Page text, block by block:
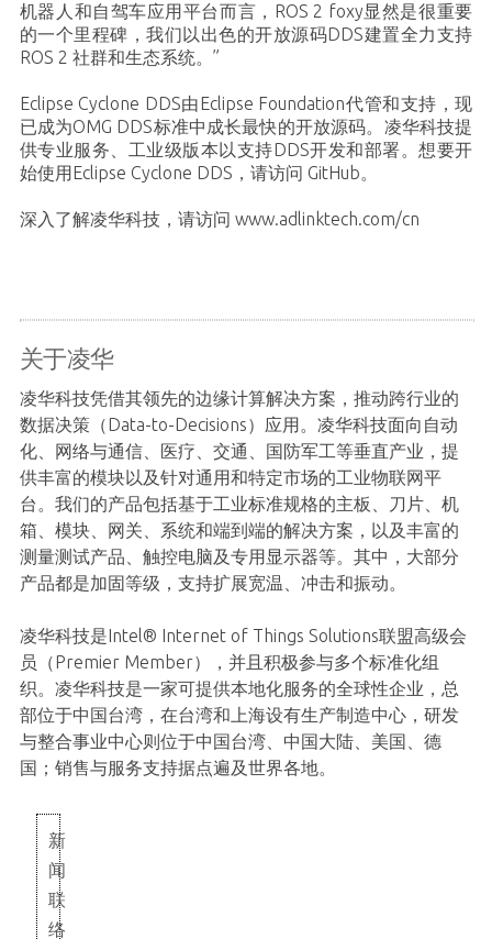
机器人和自驾车应用平台而言，ROS 2 foxy显然是很重要
的一个里程碑，我们以出色的开放源码DDS建置全力支持
ROS 2 社群和生态系统。”
Eclipse Cyclone DDS由Eclipse Foundation代管和支持，现
已成为OMG DDS标准中成长最快的开放源码。凌华科技提
供专业服务、工业级版本以支持DDS开发和部署。想要开
始使用Eclipse Cyclone DDS，请访问 GitHub。
深入了解凌华科技，请访问 www.adlinktech.com/cn
关于凌华
凌华科技凭借其领先的边缘计算解决方案，推动跨行业的
数据决策（Data-to-Decisions）应用。凌华科技面向自动
化、网络与通信、医疗、交通、国防军工等垂直产业，提
供丰富的模块以及针对通用和特定市场的工业物联网平
台。我们的产品包括基于工业标准规格的主板、刀片、机
箱、模块、网关、系统和端到端的解决方案，以及丰富的
测量测试产品、触控电脑及专用显示器等。其中，大部分
产品都是加固等级，支持扩展宽温、冲击和振动。
凌华科技是Intel® Internet of Things Solutions联盟高级会
员（Premier Member），并且积极参与多个标准化组
织。凌华科技是一家可提供本地化服务的全球性企业，总
部位于中国台湾，在台湾和上海设有生产制造中心，研发
与整合事业中心则位于中国台湾、中国大陆、美国、德
国；销售与服务支持据点遍及世界各地。
新
闻
联
络